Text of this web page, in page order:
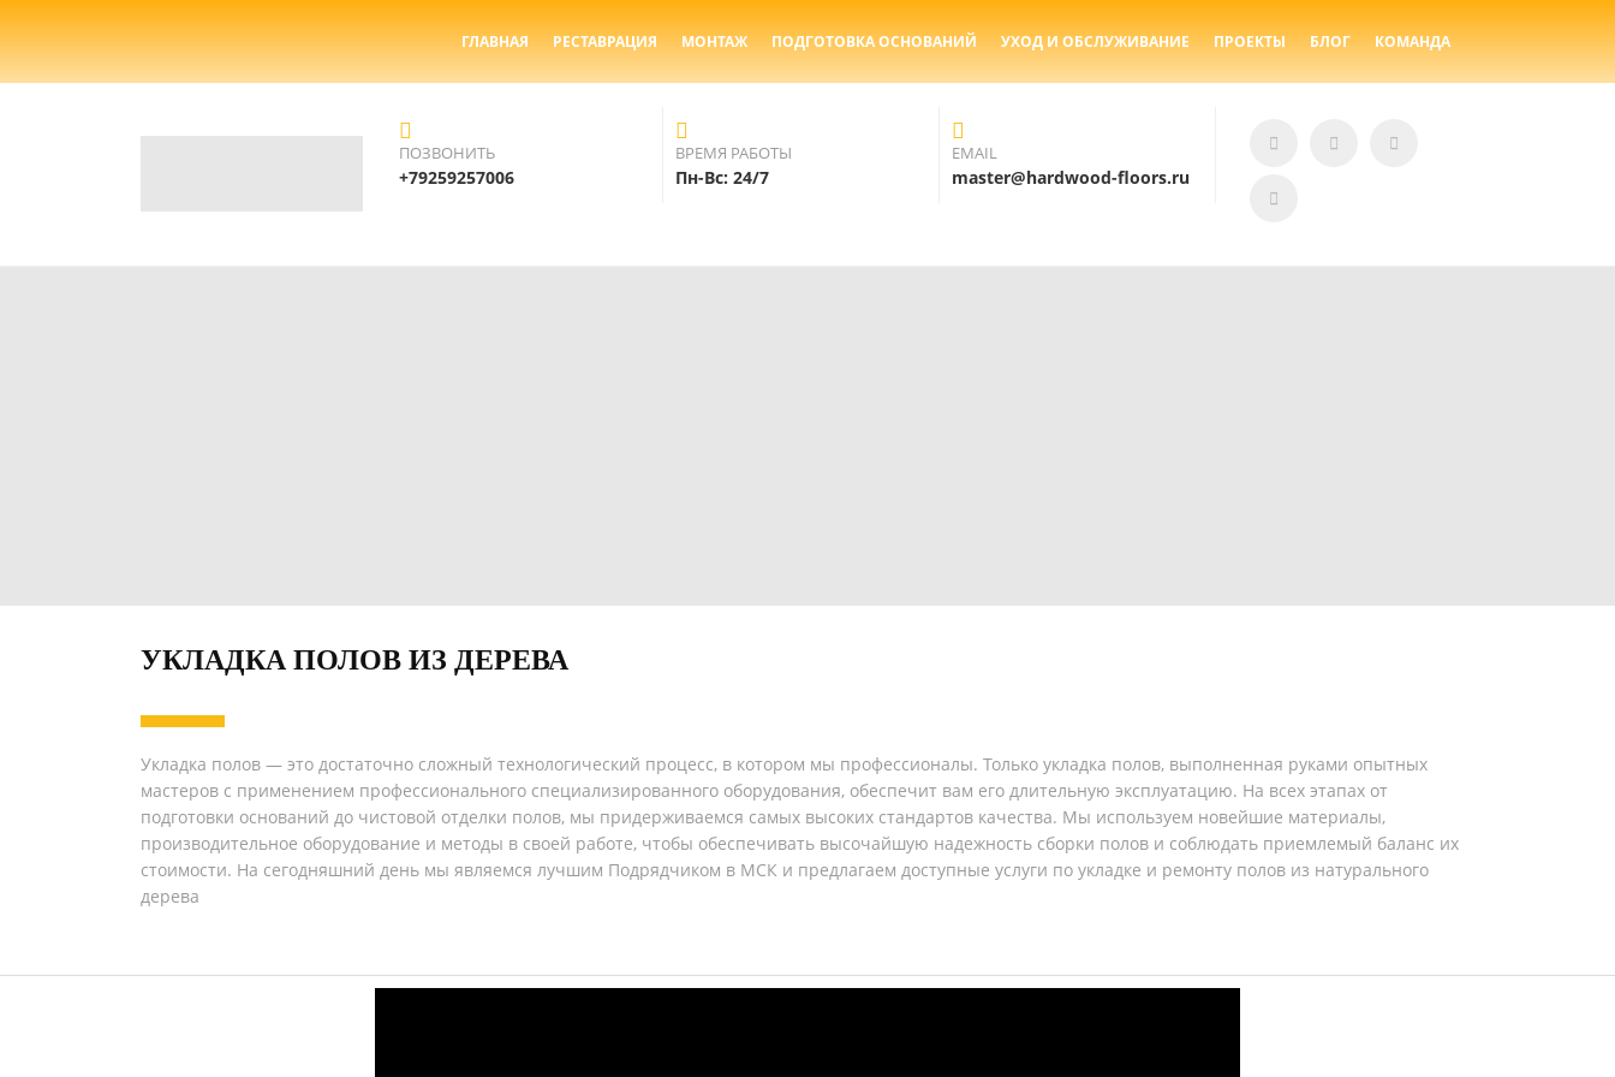
ГЛАВНАЯ РЕСТАВРАЦИЯ МОНТАЖ ПОДГОТОВКА ОСНОВАНИЙ УХОД И ОБСЛУЖИВАНИЕ ПРОЕКТЫ БЛОГ КОМАНДА
ПОЗВОНИТЬ
+79259257006
ВРЕМЯ РАБОТЫ
Пн-Вс: 24/7
EMAIL
master@hardwood-floors.ru
УКЛАДКА ПОЛОВ ИЗ ДЕРЕВА
Укладка полов — это достаточно сложный технологический процесс, в котором мы профессионалы. Только укладка полов, выполненная руками опытных
мастеров с применением профессионального специализированного оборудования, обеспечит вам его длительную эксплуатацию. На всех этапах от
подготовки оснований до чистовой отделки полов, мы придерживаемся самых высоких стандартов качества. Мы используем новейшие материалы,
производительное оборудование и методы в своей работе, чтобы обеспечивать высочайшую надежность сборки полов и соблюдать приемлемый баланс их
стоимости. На сегодняшний день мы являемся лучшим Подрядчиком в МСК и предлагаем доступные услуги по укладке и ремонту полов из натурального
дерева